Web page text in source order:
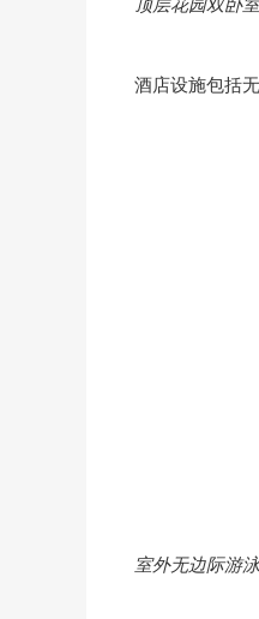
酒店设施包括
室外无边际游